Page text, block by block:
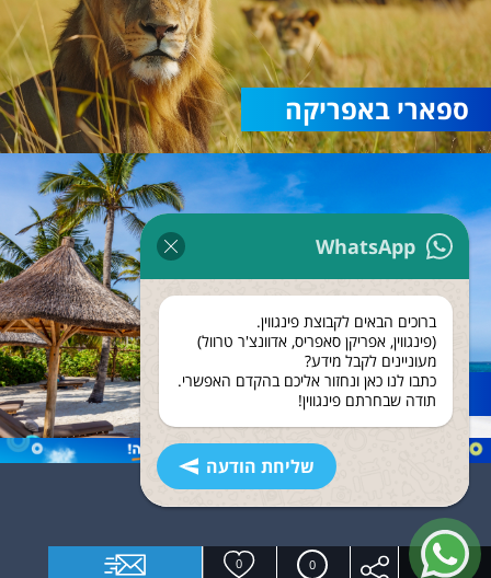
0
0
WhatsApp
ברוכים הבאים לקבוצת פינגווין.
(פינגווין, אפריקן סאפריס, אדוונצ'ר טרוול)
מעוניינים לקבל מידע?
כתבו לנו כאן ונחזור אליכם בהקדם האפשרי.
תודה שבחרתם פינגווין!
שליחת הודעה
ספארי באפריקה
נופש בזנזיבר